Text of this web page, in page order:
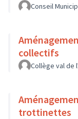
Conseil
collectifs
Collège val de
trottinettes